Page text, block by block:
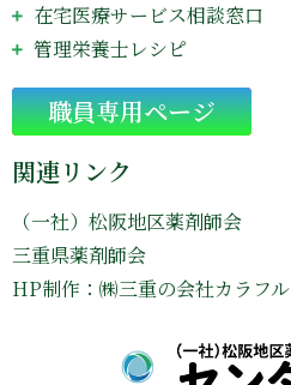
在宅医療サービス相談窓口
管理栄養士レシピ
職員専用ページ
Go
関連リンク
（一社）松阪地区薬剤師会
三重県薬剤師会
HP制作：㈱三重の会社カラフル